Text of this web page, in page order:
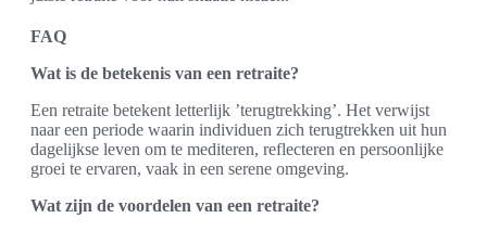
FAQ
Wat is de betekenis van een retraite?
Een retraite betekent letterlijk ’terugtrekking’. Het verwijst
naar een periode waarin individuen zich terugtrekken uit hun
dagelijkse leven om te mediteren, reflecteren en persoonlijke
groei te ervaren, vaak in een serene omgeving.
Wat zijn de voordelen van een retraite?